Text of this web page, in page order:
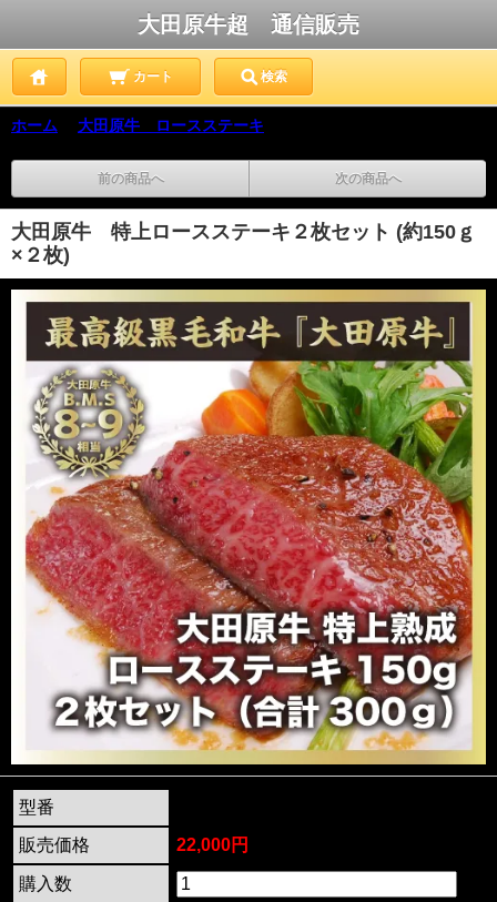
大田原牛超 通信販売
カート 検索
ホーム 大田原牛 ロースステーキ
前の商品へ 次の商品へ
大田原牛 特上ロースステーキ２枚セット (約150ｇ
×２枚)
型番
販売価格
22,000円
購入数